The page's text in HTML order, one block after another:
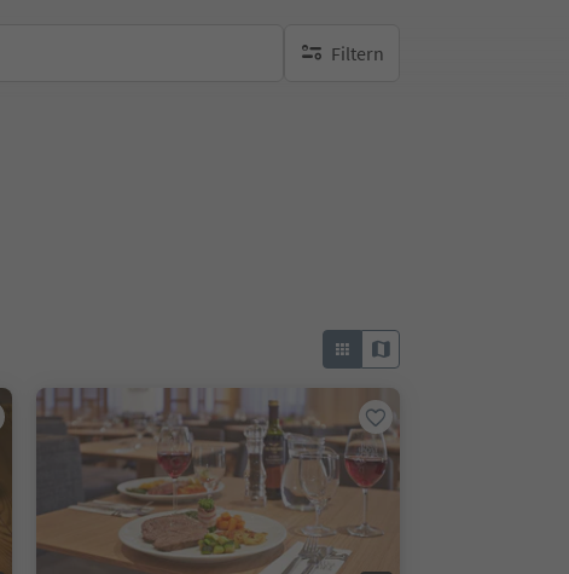
Filtern
keine aktiven Filte